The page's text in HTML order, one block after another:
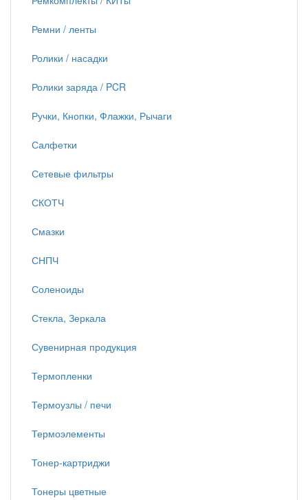
Ремни / ленты
Ролики / насадки
Ролики заряда / PCR
Ручки, Кнопки, Флажки, Рычаги
Салфетки
Сетевые фильтры
СКОТЧ
Смазки
СНПЧ
Соленоиды
Стекла, Зеркала
Сувенирная продукция
Термопленки
Термоузлы / печи
Термоэлементы
Тонер-картриджи
Тонеры цветные